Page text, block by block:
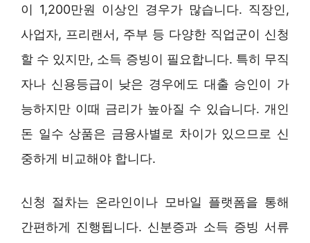
이 1,200만원 이상인 경우가 많습니다. 직장인,
사업자, 프리랜서, 주부 등 다양한 직업군이 신청
할 수 있지만, 소득 증빙이 필요합니다. 특히 무직
자나 신용등급이 낮은 경우에도 대출 승인이 가
능하지만 이때 금리가 높아질 수 있습니다. 개인
돈 일수 상품은 금융사별로 차이가 있으므로 신
중하게 비교해야 합니다.
신청 절차는 온라인이나 모바일 플랫폼을 통해
간편하게 진행됩니다. 신분증과 소득 증빙 서류